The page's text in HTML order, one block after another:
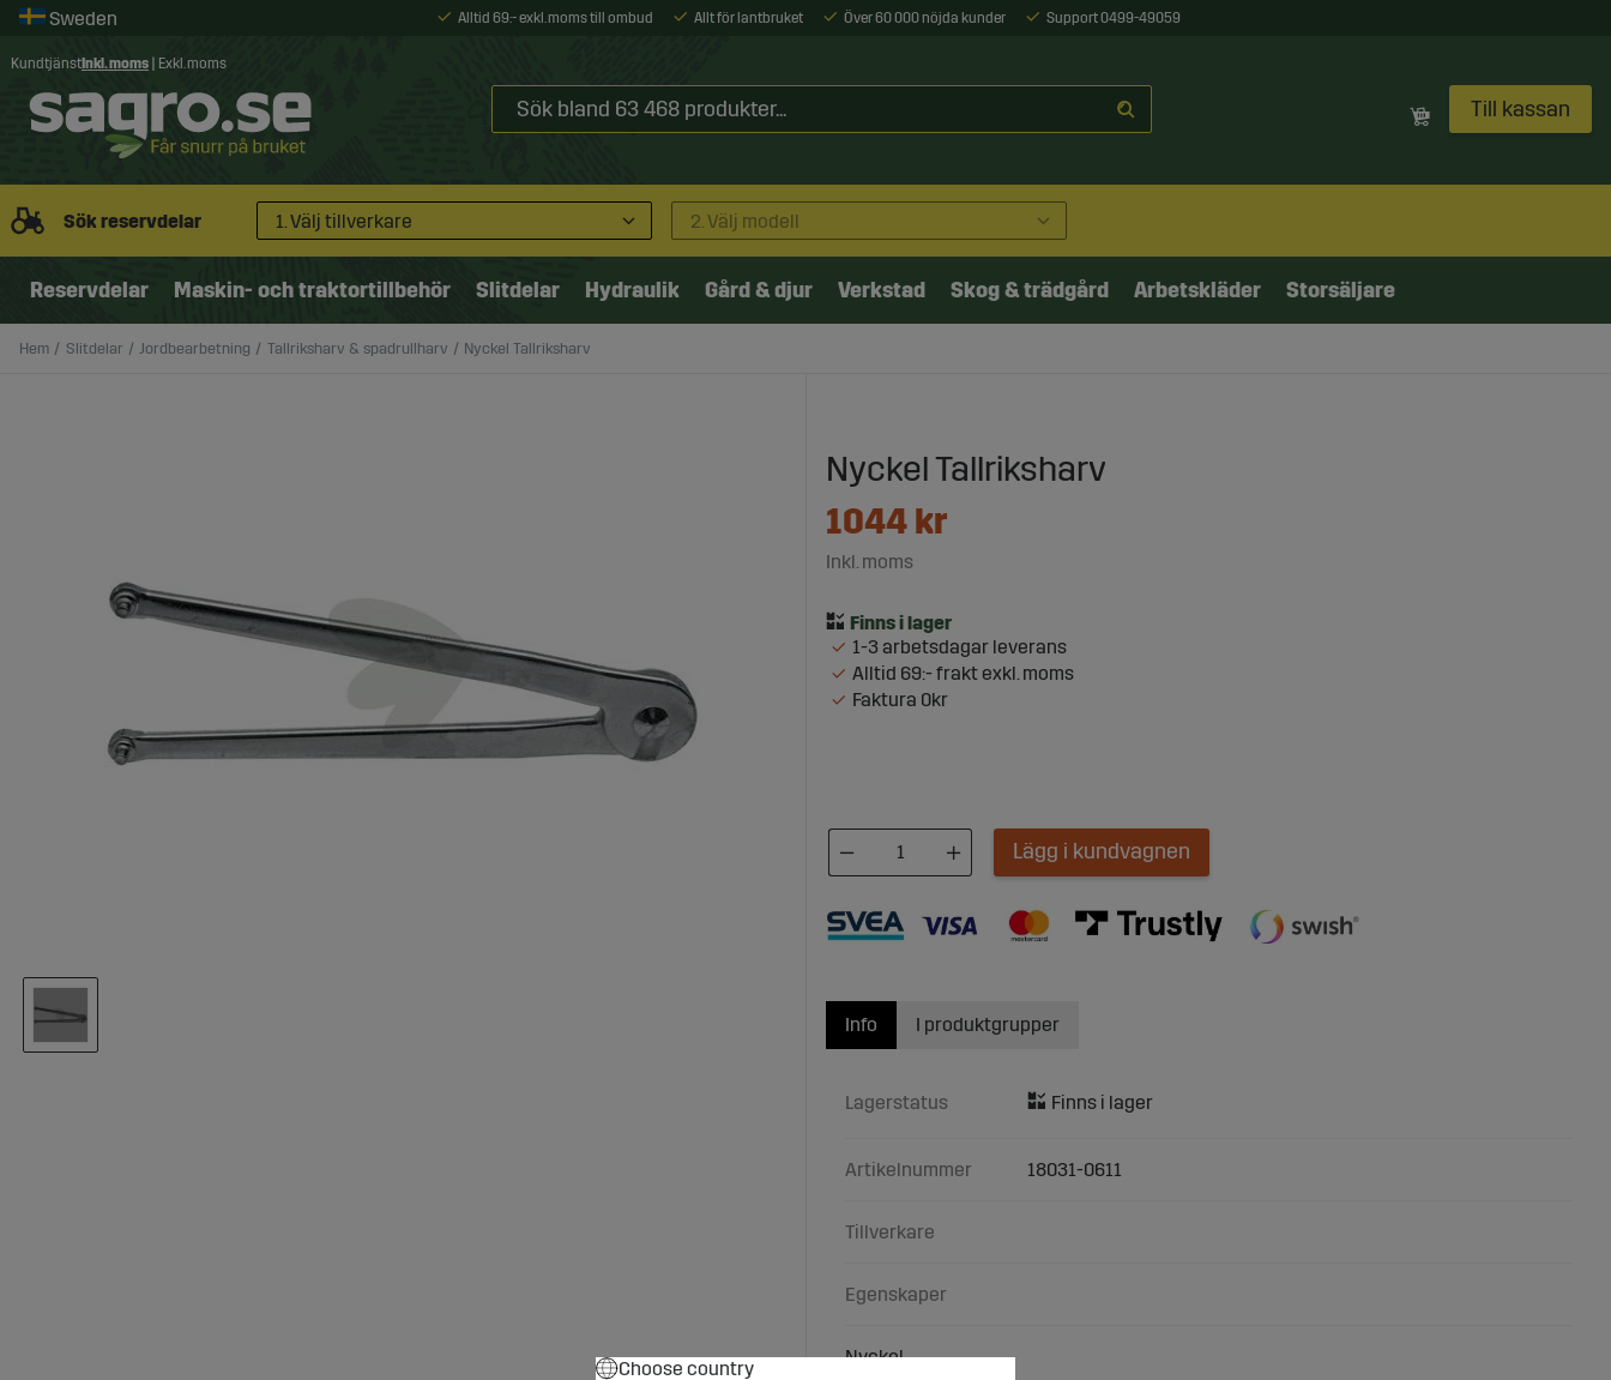
Alltid 69:- exkl. moms till ombud Allt för lantbruket Över 60 000 nöjda kunder Support 0499-49059
Kundtjänst Inkl. moms Exkl. moms
Till kassan
Sök reservdelar 1. Välj tillverkare 2. Välj modell
Reservdelar Maskin- och traktortillbehör Slitdelar Hydraulik Gård & djur Verkstad Skog & trädgård Arbetskläder Storsäljare
Hem Slitdelar Jordbearbetning Tallriksharv & spadrullharv Nyckel Tallriksharv
Nyckel Tallriksharv
1044kr
Inkl. moms
1-3 arbetsdagar leverans
Alltid 69:- frakt exkl. moms
Faktura 0kr
Lägg i kundvagnen
Info
Lagerstatus
Artikelnummer 18031-0611
Tillverkare
Egenskaper
Nyckel
I produktgrupper
Choose country